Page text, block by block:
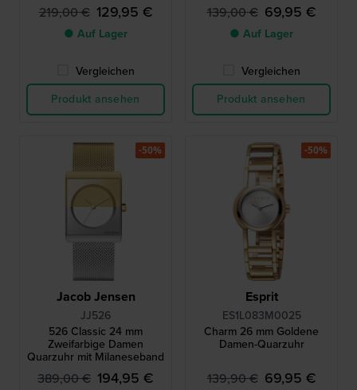
219,00 € 129,95 €
● Auf Lager
Vergleichen
Produkt ansehen
139,00 € 69,95 €
● Auf Lager
Vergleichen
Produkt ansehen
Jacob Jensen
JJ526
526 Classic 24 mm
Zweifarbige Damen
Quarzuhr mit Milaneseband
389,00 € 194,95 €
-50%
Esprit
ES1L083M0025
Charm 26 mm Goldene
Damen-Quarzuhr
139,90 € 69,95 €
-50%